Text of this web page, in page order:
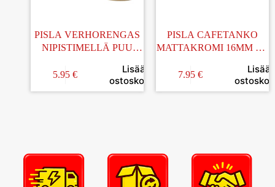
PISLA VERHORENGAS
NIPISTIMELLÄ PUU
5.95 €
Lisää
ostoskoriin
PISLA CAFETANKO
MATTAKROMI 16MM 75-
7.95 €
Lisää